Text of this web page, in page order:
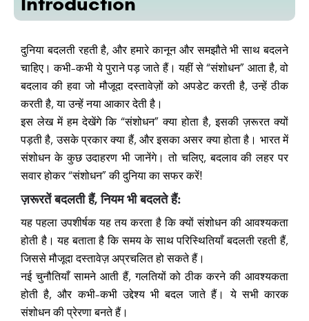
दुनिया बदलती रहती है, और हमारे कानून और समझौते भी साथ बदलने
चाहिए। कभी-कभी ये पुराने पड़ जाते हैं। यहीं से “संशोधन” आता है, वो
बदलाव की हवा जो मौजूदा दस्तावेज़ों को अपडेट करती है, उन्हें ठीक
करती है, या उन्हें नया आकार देती है।
इस लेख में हम देखेंगे कि “संशोधन” क्या होता है, इसकी ज़रूरत क्यों
पड़ती है, उसके प्रकार क्या हैं, और इसका असर क्या होता है। भारत में
संशोधन के कुछ उदाहरण भी जानेंगे। तो चलिए, बदलाव की लहर पर
सवार होकर “संशोधन” की दुनिया का सफर करें!
ज़रूरतें बदलती हैं, नियम भी बदलते हैं:
यह पहला उपशीर्षक यह तय करता है कि क्यों संशोधन की आवश्यकता
होती है। यह बताता है कि समय के साथ परिस्थितियाँ बदलती रहती हैं,
जिससे मौजूदा दस्तावेज़ अप्रचलित हो सकते हैं।
नई चुनौतियाँ सामने आती हैं, गलतियों को ठीक करने की आवश्यकता
होती है, और कभी-कभी उद्देश्य भी बदल जाते हैं। ये सभी कारक
संशोधन की प्रेरणा बनते हैं।